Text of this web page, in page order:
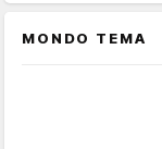
MONDO TEMA